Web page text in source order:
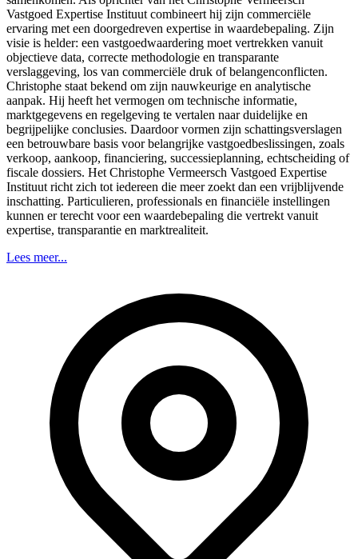
Vastgoed Expertise Instituut combineert hij zijn commerciële
ervaring met een doorgedreven expertise in waardebepaling. Zijn
visie is helder: een vastgoedwaardering moet vertrekken vanuit
objectieve data, correcte methodologie en transparante
verslaggeving, los van commerciële druk of belangenconflicten.
Christophe staat bekend om zijn nauwkeurige en analytische
aanpak. Hij heeft het vermogen om technische informatie,
marktgegevens en regelgeving te vertalen naar duidelijke en
begrijpelijke conclusies. Daardoor vormen zijn schattingsverslagen
een betrouwbare basis voor belangrijke vastgoedbeslissingen, zoals
verkoop, aankoop, financiering, successieplanning, echtscheiding of
fiscale dossiers. Het Christophe Vermeersch Vastgoed Expertise
Instituut richt zich tot iedereen die meer zoekt dan een vrijblijvende
inschatting. Particulieren, professionals en financiële instellingen
kunnen er terecht voor een waardebepaling die vertrekt vanuit
expertise, transparantie en marktrealiteit.
Lees meer...